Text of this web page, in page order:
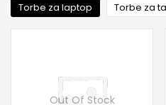
Torbe za laptop Torbe za
Out Of Stock